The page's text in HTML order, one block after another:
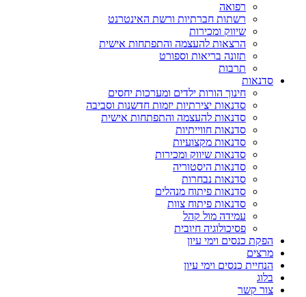
רפואה
רשתות חברתיות ורשת האינטרנט
שיווק ומכירות
הרצאות להעצמה והתפתחות אישית
תזונה בריאות וספורט
תרבות
סדנאות
חינוך הורות ילדים ומערכות יחסים
סדנאות יצירתיות יזמות חדשנות וסביבה
סדנאות להעצמה והתפתחות אישית
סדנאות חווייתיות
סדנאות מקצועיות
סדנאות שיווק ומכירות
סדנאות היסטוריה
סדנאות נבחרות
סדנאות פיתוח מנהלים
סדנאות פיתוח צוות
עמידה מול קהל
פסיכולוגיה חיובית
הפקת כנסים וימי עיון
מרצים
הנחיית כנסים וימי עיון
בלוג
צור קשר